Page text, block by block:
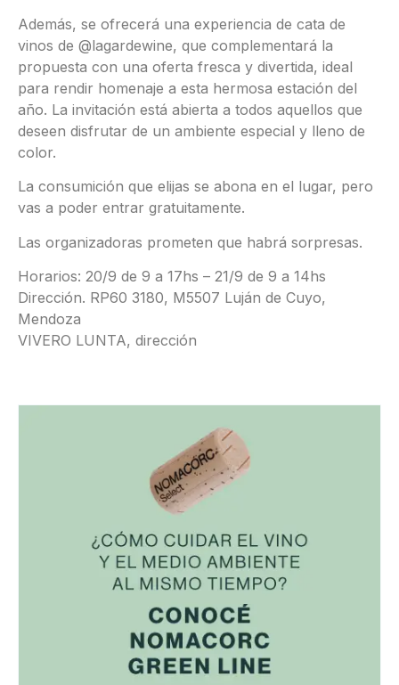
Además, se ofrecerá una experiencia de cata de
vinos de @lagardewine, que complementará la
propuesta con una oferta fresca y divertida, ideal
para rendir homenaje a esta hermosa estación del
año. La invitación está abierta a todos aquellos que
deseen disfrutar de un ambiente especial y lleno de
color.
La consumición que elijas se abona en el lugar, pero
vas a poder entrar gratuitamente.
Las organizadoras prometen que habrá sorpresas.
Horarios: 20/9 de 9 a 17hs – 21/9 de 9 a 14hs
Dirección. RP60 3180, M5507 Luján de Cuyo,
Mendoza
VIVERO LUNTA, dirección